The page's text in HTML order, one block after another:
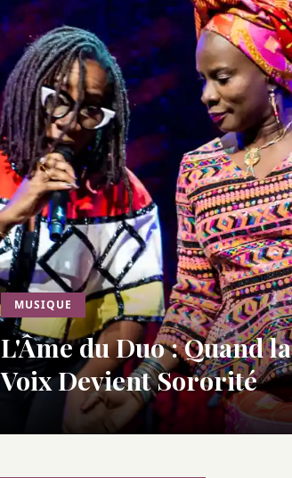
MUSIQUE
L'Âme du Duo : Quand la
Voix Devient Sororité